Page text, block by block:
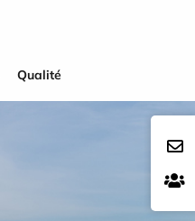
Qualité